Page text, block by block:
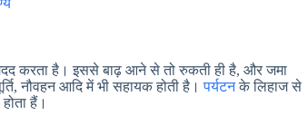
करता है। इससे बाढ़ आने से तो रुकती ही है, और जमा
नौवहन आदि में भी सहायक होती है।पर्यटनके लिहाज से
हैं।